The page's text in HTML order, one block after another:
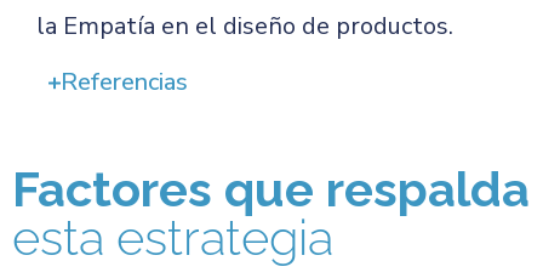
la Empatía en el diseño de productos.
Referencias
Factores que respalda
esta estrategia